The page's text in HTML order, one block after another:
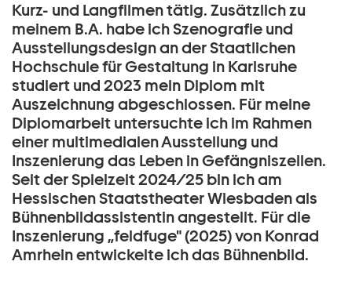
Kurz- und Langfilmen tätig. Zusätzlich zu
meinem B.A. habe ich Szenografie und
Ausstellungsdesign an der Staatlichen
Hochschule für Gestaltung in Karlsruhe
studiert und 2023 mein Diplom mit
Auszeichnung abgeschlossen. Für meine
Diplomarbeit untersuchte ich im Rahmen
einer multimedialen Ausstellung und
Inszenierung das Leben in Gefängniszellen.
Seit der Spielzeit 2024/25 bin ich am
Hessischen Staatstheater Wiesbaden als
Bühnenbildassistentin angestellt. Für die
Inszenierung „feldfuge" (2025) von Konrad
Amrhein entwickelte ich das Bühnenbild.